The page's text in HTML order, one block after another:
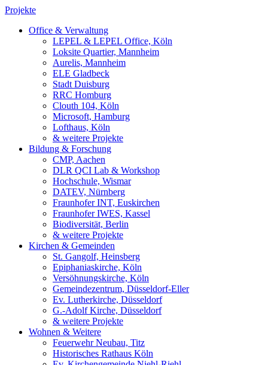
Projekte
Office & Verwaltung
LEPEL & LEPEL Office, Köln
Loksite Quartier, Mannheim
Aurelis, Mannheim
ELE Gladbeck
Stadt Duisburg
RRC Homburg
Clouth 104, Köln
Microsoft, Hamburg
Lofthaus, Köln
& weitere Projekte
Bildung & Forschung
CMP, Aachen
DLR QCI Lab & Workshop
Hochschule, Wismar
DATEV, Nürnberg
Fraunhofer INT, Euskirchen
Fraunhofer IWES, Kassel
Biodiversität, Berlin
& weitere Projekte
Kirchen & Gemeinden
St. Gangolf, Heinsberg
Epiphaniaskirche, Köln
Versöhnungskirche, Köln
Gemeindezentrum, Düsseldorf-Eller
Ev. Lutherkirche, Düsseldorf
G.-Adolf Kirche, Düsseldorf
& weitere Projekte
Wohnen & Weitere
Feuerwehr Neubau, Titz
Historisches Rathaus Köln